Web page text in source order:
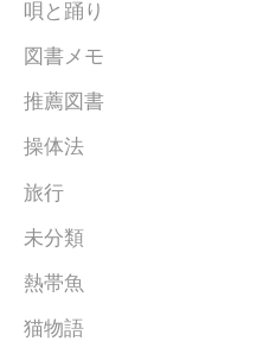
唄と踊り
図書メモ
推薦図書
操体法
旅行
未分類
熱帯魚
猫物語